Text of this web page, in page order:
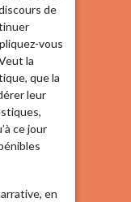
de
vous
la
que la
leur
ce jour
en